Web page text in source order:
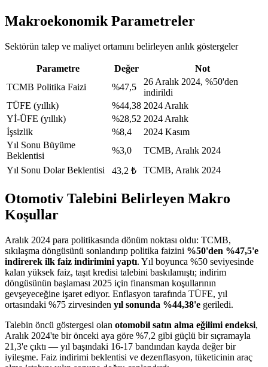
Makroekonomik Parametreler
Sektörün talep ve maliyet ortamını belirleyen anlık göstergeler
Parametre Değer
Not
TCMB Politika Faizi
%47,5
26 Aralık 2024, %50'den
indirildi
TÜFE (yıllık)
%44,38 2024 Aralık
Yİ-ÜFE (yıllık)
%28,52 2024 Aralık
İşsizlik
%8,4
2024 Kasım
Yıl Sonu Büyüme
Beklentisi
%3,0
TCMB, Aralık 2024
Yıl Sonu Dolar Beklentisi
43,2 ₺ TCMB, Aralık 2024
Otomotiv Talebini Belirleyen Makro
Koşullar
Aralık 2024 para politikasında dönüm noktası oldu: TCMB,
sıkılaşma döngüsünü sonlandırıp politika faizini %50'den %47,5'e
indirerek ilk faiz indirimini yaptı. Yıl boyunca %50 seviyesinde
kalan yüksek faiz, taşıt kredisi talebini baskılamıştı; indirim
döngüsünün başlaması 2025 için finansman koşullarının
gevşeyeceğine işaret ediyor. Enflasyon tarafında TÜFE, yıl
ortasındaki %75 zirvesinden yıl sonunda %44,38'e geriledi.
Talebin öncü göstergesi olan otomobil satın alma eğilimi endeksi,
Aralık 2024'te bir önceki aya göre %7,2 gibi güçlü bir sıçramayla
21,3'e çıktı — yıl başındaki 16-17 bandından kayda değer bir
iyileşme. Faiz indirimi beklentisi ve dezenflasyon, tüketicinin araç